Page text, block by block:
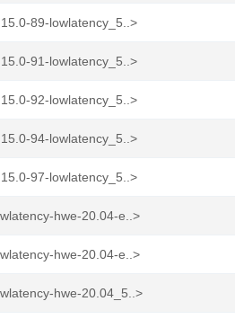
89-lowlatency_5..>
91-lowlatency_5..>
92-lowlatency_5..>
94-lowlatency_5..>
97-lowlatency_5..>
hwe-20.04-e..>
hwe-20.04-e..>
hwe-20.04_5..>